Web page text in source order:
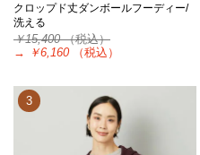
クロップド丈ダンボールフーディー/
洗える
￥15,400（税込）
→
￥6,160 （税込）
3